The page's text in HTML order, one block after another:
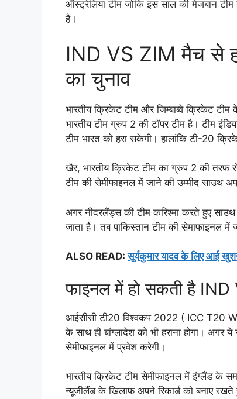
ऑस्ट्रेलिया टीम जोकि इस साल की मेजबान
है।
IND VS ZIM मैच से
का चुनाव
भारतीय क्रिकेट टीम और जिम्बाब्वे क्रिकेट
भारतीय टीम ग्रुप 2 की टॉपर टीम है। टीम
टीम भारत को हरा सकेगी। हालांकि टी-20
खैर, भारतीय क्रिकेट टीम का ग्रुप 2 की तरफ
टीम की सेमीफाइनल में जाने की उम्मीद साउथ
अगर नीदरलैंड्स की टीम करिश्मा करते हुए
जाता है। तब पाकिस्तान टीम की सेमाफाइनल
ALSO READ:सूर्यकुमार यादव के लिए आई
फाइनल में हो सकती है IND
आईसीसी टी20 विश्वकप 2022 ( ICC T20
के साथ ही बांग्लादेश को भी हराना होगा।
सेमीफाइनल में प्रवेश करेगी।
भारतीय क्रिकेट टीम सेमीफाइनल में इंग्लैंड के
न्यूजीलैंड के खिलाफ अपने रिकार्ड को बनाए